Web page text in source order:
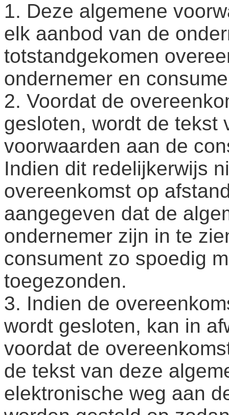
1. Deze algemene
elk aanbod van de
totstandgekomen
ondernemer en
2. Voordat de
gesloten, wordt de tekst
voorwaarden aan de
Indien dit redelijkerwijs
overeenkomst op
aangegeven dat de
ondernemer zijn in te
consument zo spoedig
toegezonden.
3. Indien de
wordt gesloten, kan in
voordat de
de tekst van deze
elektronische weg aan